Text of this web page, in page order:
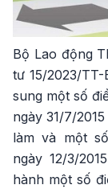
Bộ Lao động
tư 15/2023/
sung một số
ngày 31/7/
làm và một
ngày 12/3/
hành một số